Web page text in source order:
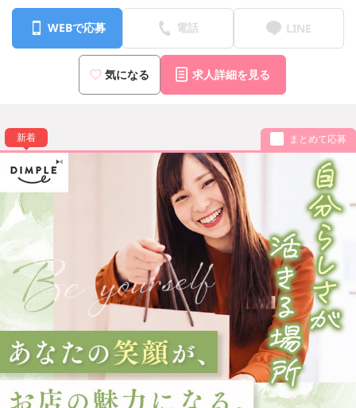
WEBで応募 電話 LINE
気になる 求人詳細を見る
新着 まとめて応募